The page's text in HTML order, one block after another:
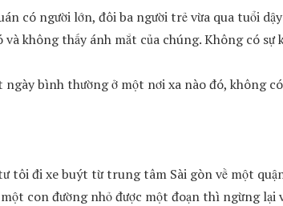
có người lớn, đôi ba người trẻ vừa qua tuổi
và không thấy ánh mắt của chúng. Không có sự
ngày bình thường ở một nơi xa nào đó, không
tôi đi xe buýt từ trung tâm Sài gòn về một
con đường nhỏ được một đoạn thì ngừng lại